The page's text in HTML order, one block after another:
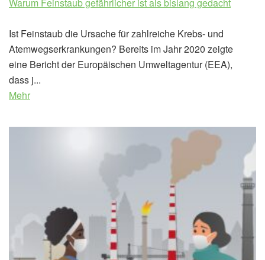
Warum Feinstaub gefährlicher ist als bislang gedacht
Ist Feinstaub die Ursache für zahlreiche Krebs- und
Atemwegserkrankungen? Bereits im Jahr 2020 zeigte
eine Bericht der Europäischen Umweltagentur (EEA),
dass j...
Mehr